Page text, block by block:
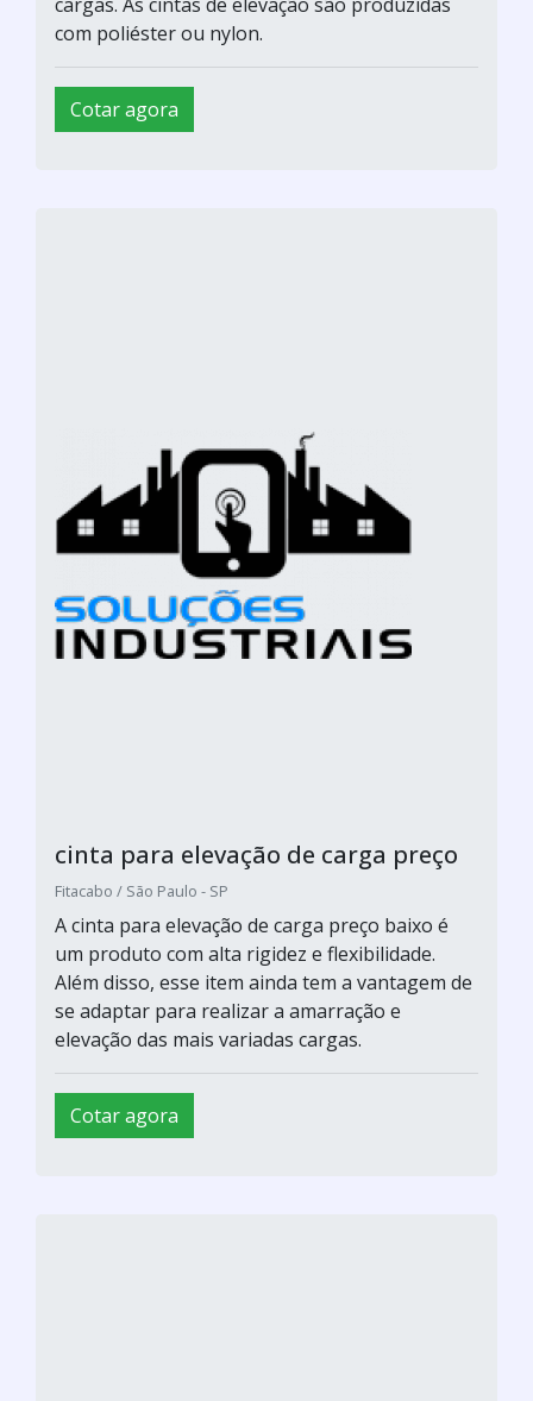
com poliéster ou nylon.
Cotar agora
cinta para elevação de carga preço
Fitacabo / São Paulo - SP
A cinta para elevação de carga preço baixo é
um produto com alta rigidez e flexibilidade.
Além disso, esse item ainda tem a vantagem de
se adaptar para realizar a amarração e
elevação das mais variadas cargas.
Cotar agora